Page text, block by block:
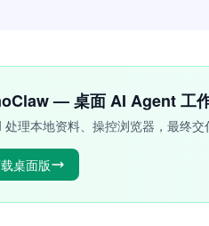
— 桌面 AI Agent 工
处理本地资料、操控浏览器，最终
桌面版